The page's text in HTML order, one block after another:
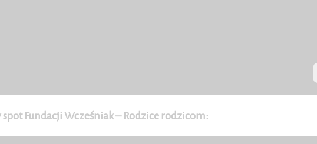
Fundacji Wcześniak – Rodzice rodzicom: